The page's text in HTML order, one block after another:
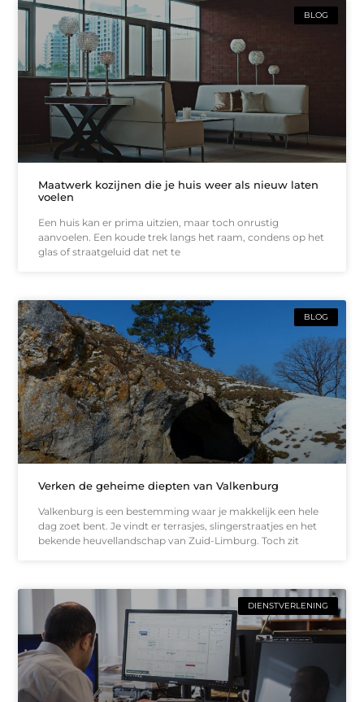
BLOG
Maatwerk kozijnen die je huis weer als nieuw laten
voelen
Een huis kan er prima uitzien, maar toch onrustig
aanvoelen. Een koude trek langs het raam, condens op het
glas of straatgeluid dat net te
BLOG
Verken de geheime diepten van Valkenburg
Valkenburg is een bestemming waar je makkelijk een hele
dag zoet bent. Je vindt er terrasjes, slingerstraatjes en het
bekende heuvellandschap van Zuid-Limburg. Toch zit
DIENSTVERLENING